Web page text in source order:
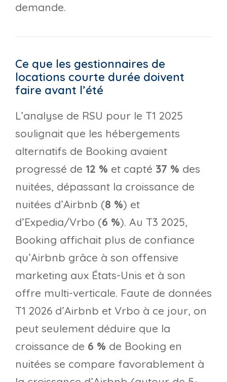
demande.
Ce que les gestionnaires de
locations courte durée doivent
faire avant l’été
L’analyse de RSU pour le T1 2025
soulignait que les hébergements
alternatifs de Booking avaient
progressé de 12 % et capté 37 % des
nuitées, dépassant la croissance de
nuitées d’Airbnb (8 %) et
d’Expedia/Vrbo (6 %). Au T3 2025,
Booking affichait plus de confiance
qu’Airbnb grâce à son offensive
marketing aux États-Unis et à son
offre multi-verticale. Faute de données
T1 2026 d’Airbnb et Vrbo à ce jour, on
peut seulement déduire que la
croissance de 6 % de Booking en
nuitées se compare favorablement à